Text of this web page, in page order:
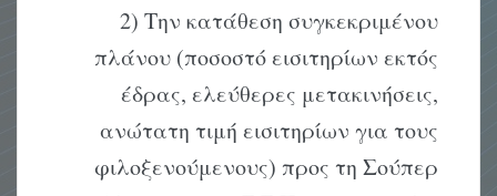
2) Την κατάθεση συγκεκριμένου
πλάνου (ποσοστό εισιτηρίων εκτός
έδρας, ελεύθερες μετακινήσεις,
ανώτατη τιμή εισιτηρίων για τους
φιλοξενούμενους) προς τη Σούπερ